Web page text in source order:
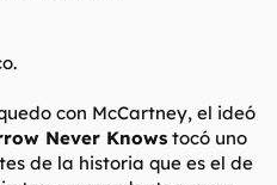
con McCartney, el ideó
Never Knows tocó uno
de la historia que es el de